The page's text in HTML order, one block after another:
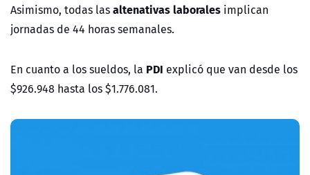
Asimismo, todas lasaltenativas laborales implican
jornadas de 44 horas semanales.
En cuanto a los sueldos, la PDI explicó que van desde los
$926.948 hasta los $1.776.081.